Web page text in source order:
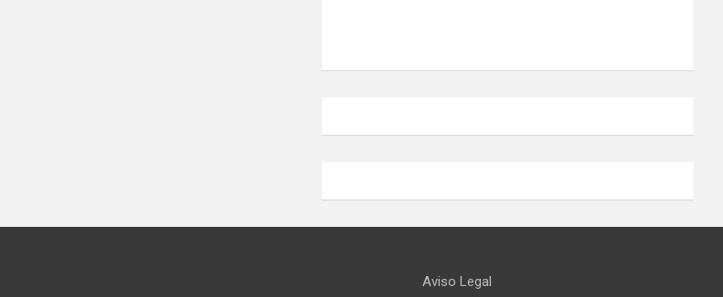
Aviso Legal